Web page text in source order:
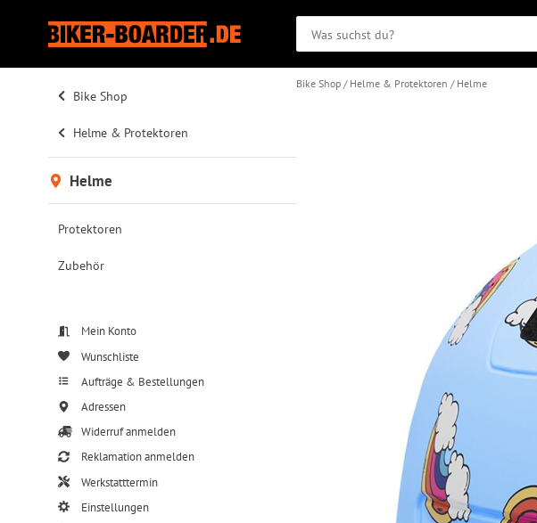
Bike Shop
Helme & Protektoren
Helme
Protektoren
Zubehör
Mein Konto
Wunschliste
Aufträge & Bestellungen
Adressen
Widerruf anmelden
Reklamation anmelden
Werkstatttermin
Einstellungen
Bike Shop Helme & Protektoren Helme